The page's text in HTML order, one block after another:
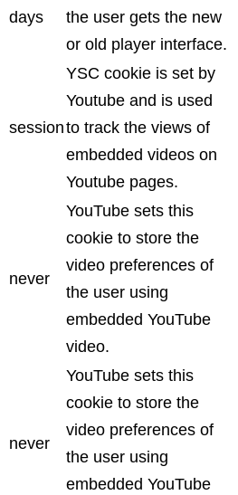
days
the user gets the new
or old player interface.
session
YSC cookie is set by
Youtube and is used
to track the views of
embedded videos on
Youtube pages.
never
YouTube sets this
cookie to store the
video preferences of
the user using
embedded YouTube
video.
never
YouTube sets this
cookie to store the
video preferences of
the user using
embedded YouTube